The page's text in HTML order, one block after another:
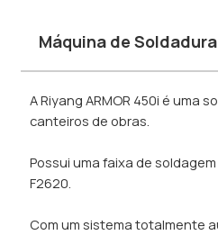
Máquina de
A Riyang ARMOR 450i é
canteiros de obras.
Possui uma faixa de soldagem
F2620.
Com um sistema totalmente